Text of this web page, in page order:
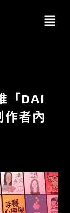
「DAI
者內